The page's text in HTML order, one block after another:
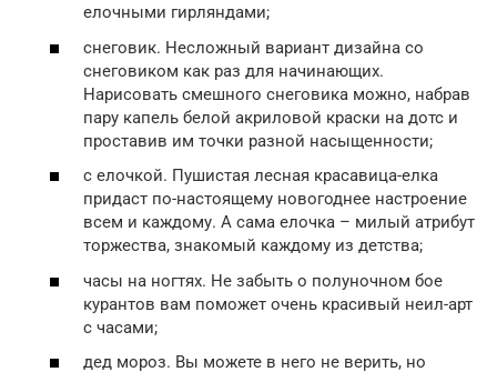
елочными гирляндами;
снеговик. Несложный вариант дизайна со
снеговиком как раз для начинающих.
Нарисовать смешного снеговика можно, набрав
пару капель белой акриловой краски на дотс и
проставив им точки разной насыщенности;
с елочкой. Пушистая лесная красавица-елка
придаст по-настоящему новогоднее настроение
всем и каждому. А сама елочка – милый атрибут
торжества, знакомый каждому из детства;
часы на ногтях. Не забыть о полуночном бое
курантов вам поможет очень красивый неил-арт
с часами;
дед мороз. Вы можете в него не верить, но